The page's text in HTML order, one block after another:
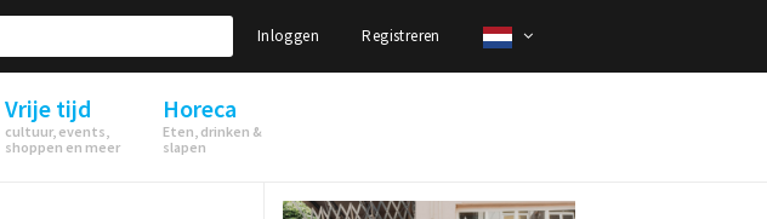
Inloggen Registreren
Vrije tijd
cultuur, events,
shoppen en meer
Horeca
Eten, drinken &
slapen